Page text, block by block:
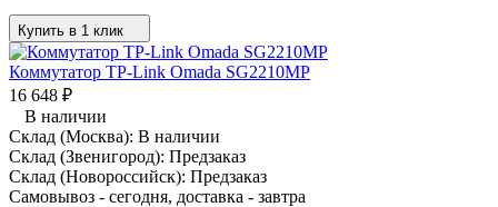
Купить в 1 клик
Коммутатор TP-Link Omada SG2210MP
16 648 ₽
В наличии
Склад (Москва): В наличии
Склад (Звенигород): Предзаказ
Склад (Новороссийск): Предзаказ
Самовывоз - сегодня, доставка - завтра